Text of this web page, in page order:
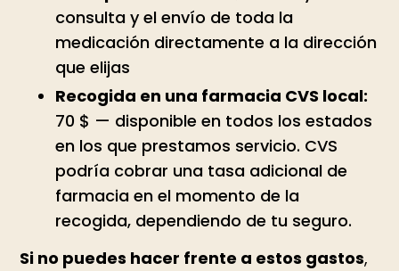
consulta y el envío de toda la
medicación directamente a la dirección
que elijas
Recogida en una farmacia CVS local:
70 $ — disponible en todos los estados
en los que prestamos servicio. CVS
podría cobrar una tasa adicional de
farmacia en el momento de la
recogida, dependiendo de tu seguro.
Si no puedes hacer frente a estos gastos,